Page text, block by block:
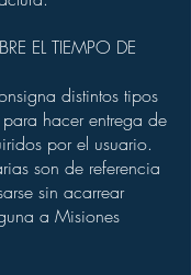
EL TIEMPO DE
distintos tipos
hacer entrega de
por el usuario.
son de referencia
sin acarrear
a Misiones